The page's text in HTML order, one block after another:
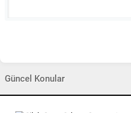
Güncel Konular